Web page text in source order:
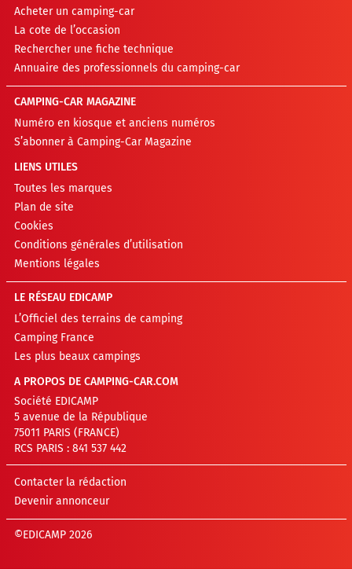
Acheter un camping-car
La cote de l’occasion
Rechercher une fiche technique
Annuaire des professionnels du camping-car
CAMPING-CAR MAGAZINE
Numéro en kiosque et anciens numéros
S’abonner à Camping-Car Magazine
LIENS UTILES
Toutes les marques
Plan de site
Cookies
Conditions générales d’utilisation
Mentions légales
LE RÉSEAU EDICAMP
L’Officiel des terrains de camping
Camping France
Les plus beaux campings
A PROPOS DE CAMPING-CAR.COM
Société EDICAMP
5 avenue de la République
75011 PARIS (FRANCE)
RCS PARIS : 841 537 442
Contacter la rédaction
Devenir annonceur
©EDICAMP 2026